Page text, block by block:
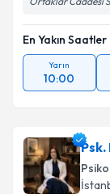
En Yakın Saatler
Yarın
10:00
Psk.